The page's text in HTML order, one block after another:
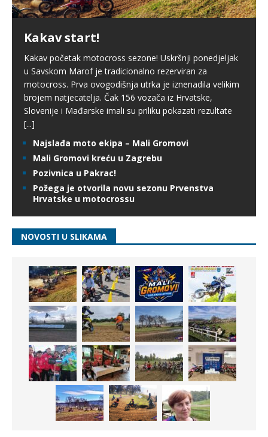
Kakav start!
Kakav početak motocross sezone! Uskršnji ponedjeljak
u Savskom Marof je tradicionalno rezerviran za
motocross. Prva ovogodišnja utrka je iznenadila velikim
brojem natjecatelja. Čak 156 vozača iz Hrvatske,
Slovenije i Mađarske imali su priliku pokazati rezultate
[...]
Najslađa moto ekipa – Mali Gromovi
Mali Gromovi kreću u Zagrebu
Pozivnica u Pakrac!
Požega je otvorila novu sezonu Prvenstva
Hrvatske u motocrossu
NOVOSTI U SLIKAMA